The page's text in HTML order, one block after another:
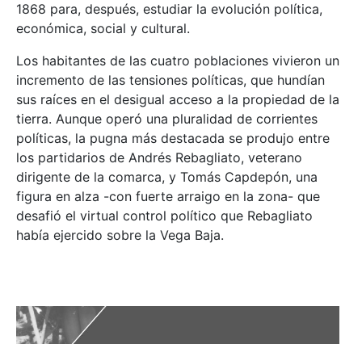
1868 para, después, estudiar la evolución política,
económica, social y cultural.
Los habitantes de las cuatro poblaciones vivieron un
incremento de las tensiones políticas, que hundían
sus raíces en el desigual acceso a la propiedad de la
tierra. Aunque operó una pluralidad de corrientes
políticas, la pugna más destacada se produjo entre
los partidarios de Andrés Rebagliato, veterano
dirigente de la comarca, y Tomás Capdepón, una
figura en alza -con fuerte arraigo en la zona- que
desafió el virtual control político que Rebagliato
había ejercido sobre la Vega Baja.